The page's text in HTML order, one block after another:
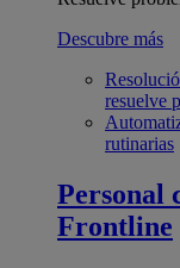
Descubre más
resuelve
rutinarias
Personal
Frontline